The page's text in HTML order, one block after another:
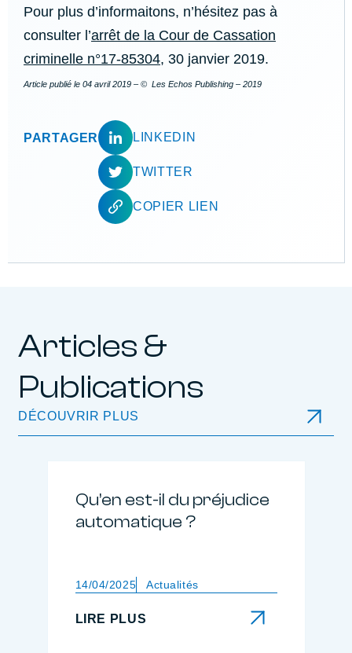
Pour plus d’informaitons, n’hésitez pas à
consulter l’arrêt de la Cour de Cassation
criminelle n°17-85304, 30 janvier 2019.
Article publié le 04 avril 2019 – © Les Echos Publishing – 2019
PARTAGER LINKEDIN
TWITTER
COPIER LIEN
Articles &
Publications
DÉCOUVRIR PLUS
Qu’en est-il du préjudice
automatique ?
14/04/2025 Actualités
LIRE PLUS